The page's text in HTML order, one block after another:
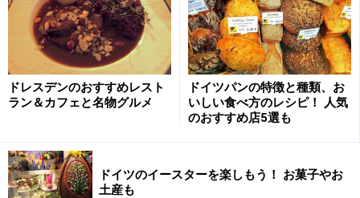
げていた時に涙を流す姿を目撃して以来、このキリスト
像をひとめ見ようと各地から巡礼者が訪れるようになり
ました。キリスト像と巡礼者のために、1745～54年に建
てられたヴィース巡礼教会は、ロココ式の天井画と装飾
で華麗さを極めています。
ロマンチック街道最南端のフュッセンからがアクセスし
やすく、ヨーロッパバスで30分、ローカルバスで40分。
ドレスデンのおすすめレスト
ラン＆カフェと名物グルメ
ドイツパンの特徴と種類、お
いしい食べ方のレシピ！ 人気
のおすすめ店5選も
ドイツのイースターを楽しもう！ お菓子やお
土産も